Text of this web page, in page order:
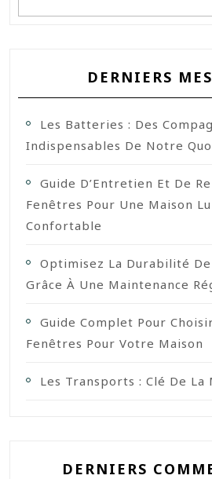
DERNIERS
Les Batteries : Des
Indispensables De Notre
Guide D’Entretien Et De
Fenêtres Pour Une Maison
Confortable
Optimisez La Durabilité
Grâce À Une Maintenance
Guide Complet Pour
Fenêtres Pour Votre Maison
Les Transports : Clé De
DERNIERS